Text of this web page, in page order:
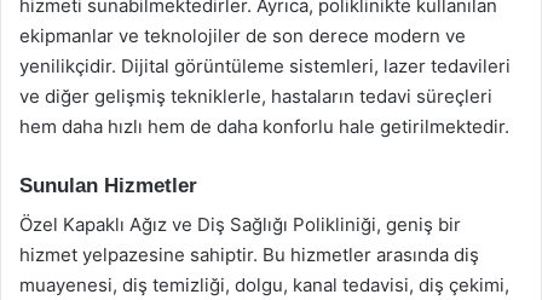
hizmeti sunabilmektedirler. Ayrıca, poliklinikte kullanılan
ekipmanlar ve teknolojiler de son derece modern ve
yenilikçidir. Dijital görüntüleme sistemleri, lazer tedavileri
ve diğer gelişmiş tekniklerle, hastaların tedavi süreçleri
hem daha hızlı hem de daha konforlu hale getirilmektedir.
Sunulan Hizmetler
Özel Kapaklı Ağız ve Diş Sağlığı Polikliniği, geniş bir
hizmet yelpazesine sahiptir. Bu hizmetler arasında diş
muayenesi, diş temizliği, dolgu, kanal tedavisi, diş çekimi,